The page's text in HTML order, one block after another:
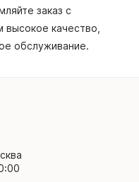
заказ с
качество,
обслуживание.